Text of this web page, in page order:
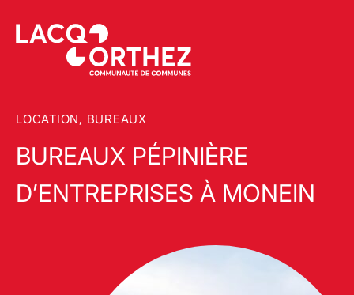
LOCATION, BUREAUX
BUREAUX PÉPINIÈRE
D’ENTREPRISES À MONEIN